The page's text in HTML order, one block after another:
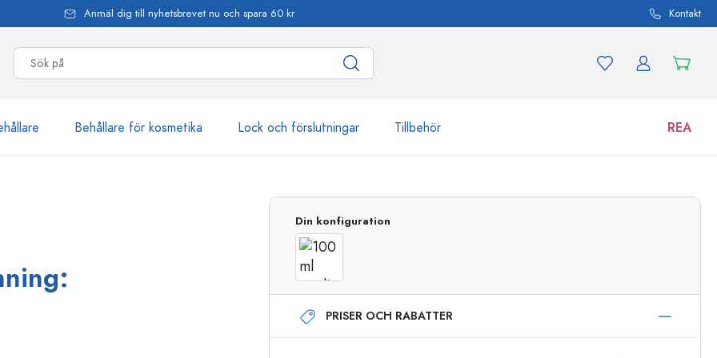
Anmäl dig till nyhetsbrevet nu och spara 60 kr Kontakt
Behållare för kosmetika Lock och förslutningar Tillbehör REA
Airless dispenser
Roll on-flaskor
Burkar
Din konfiguration
PRISER OCH RABATTER